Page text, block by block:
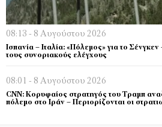
08:13 - 8 Αυγούστου 2026
Ισπανία – Ιταλία: «Πόλεμος» για το
τους συνοριακούς ελέγχους
08:01 - 8 Αυγούστου 2026
CNN: Κορυφαίος στρατηγός του Τραμπ
πόλεμο στο Ιράν – Περιορίζονται οι